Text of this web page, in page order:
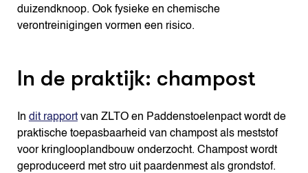
duizendknoop. Ook fysieke en chemische
verontreinigingen vormen een risico.
In de praktijk: champost
In dit rapportvan ZLTO en Paddenstoelenpact wordt de
praktische toepasbaarheid van champost als meststof
voor kringlooplandbouw onderzocht. Champost wordt
geproduceerd met stro uit paardenmest als grondstof.